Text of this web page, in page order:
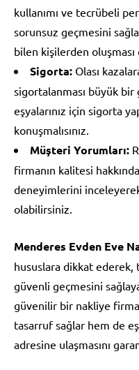
kullanımı ve tecrübeli
sorunsuz geçmesini
bilen kişilerden oluşması
Sigorta: Olası
sigortalanması büyük
eşyalarınız için sigorta
konuşmalısınız.
Müşteri Yorumları:
firmanın kalitesi
deneyimlerini
olabilirsiniz.
Menderes Evden Eve
hususlara dikkat ederek,
güvenli geçmesini
güvenilir bir nakliye
tasarruf sağlar hem de
adresine ulaşmasını